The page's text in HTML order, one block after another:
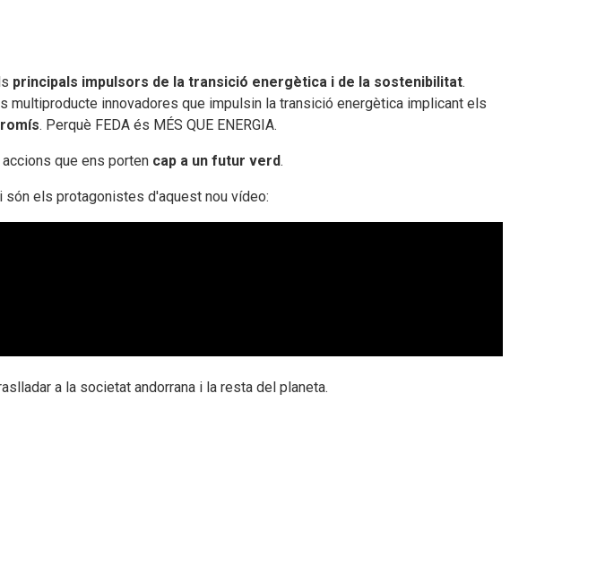
principals impulsors de la transició energètica i de la sostenibilitat.
innovadores que impulsin la transició energètica implicant els
. Perquè FEDA és MÉS QUE ENERGIA.
que ens porten cap a un futur verd.
són els protagonistes d'aquest nou vídeo:
a la societat andorrana i la resta del planeta.